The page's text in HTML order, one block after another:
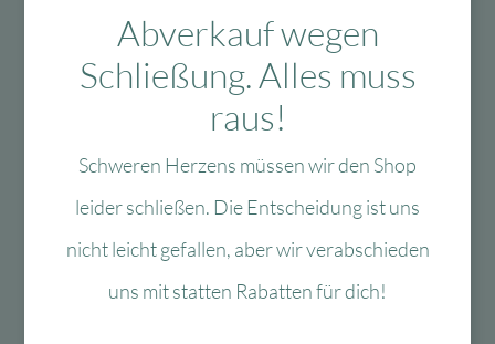
Das Passt dazu
Das könnte Dir auch
gefallen
Abverkauf wegen
Schließung. Alles muss
raus!
Schweren Herzens müssen wir den Shop
leider schließen. Die Entscheidung ist uns
nicht leicht gefallen, aber wir verabschieden
uns mit statten Rabatten für dich!